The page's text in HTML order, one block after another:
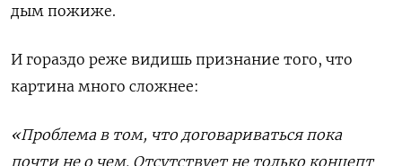
дым пожиже.
И гораздо реже видишь признание того, что
картина много сложнее:
«Проблема в том, что договариваться пока
почти не о чем. Отсутствует не только концепт